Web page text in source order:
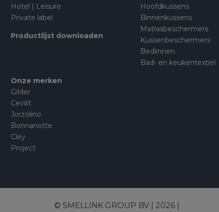
Hotel | Leisure
Private label
Productlijst downloaden
Hoofdkussens
Binnenkussens
Matrasbeschermers
Kussenbeschermers
Bedlinnen
Bad- en keukentextiel
Onze merken
Gilder
Cevilit
Jorzolino
Bonnanotte
Cley
Project
© SMELLINK GROUP BV | 2026 |